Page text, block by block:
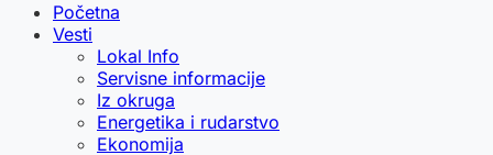
Početna
Vesti
Lokal Info
Servisne informacije
Iz okruga
Energetika i rudarstvo
Ekonomija